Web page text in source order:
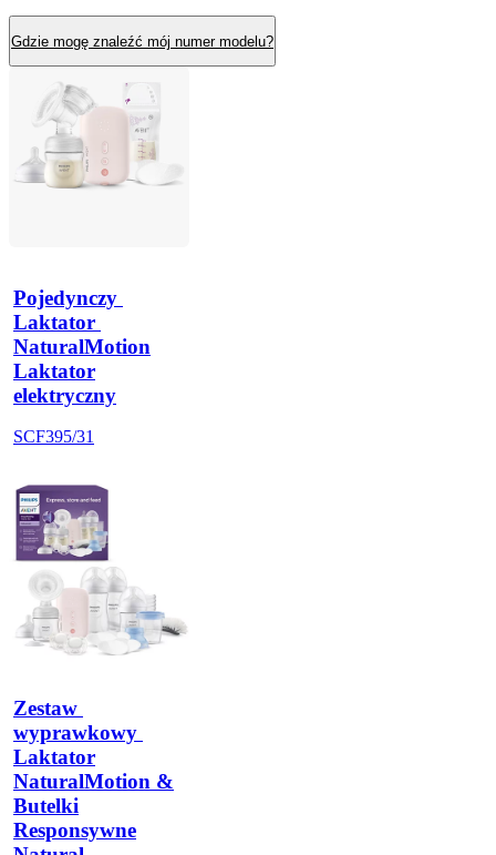
Gdzie mogę znaleźć mój numer modelu?
Pojedynczy
Laktator
NaturalMotion
Laktator
elektryczny
SCF395/31
Zestaw
wyprawkowy
Laktator
NaturalMotion &
Butelki
Responsywne